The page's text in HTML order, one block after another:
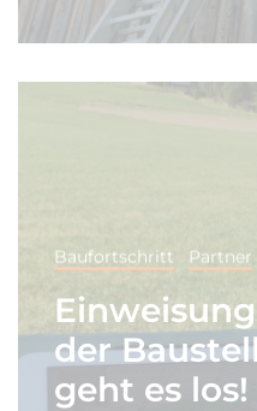
Baufortschritt Partner
der
geht es los!